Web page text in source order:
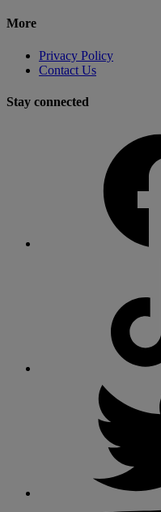
More
Privacy Policy
Contact Us
Stay connected